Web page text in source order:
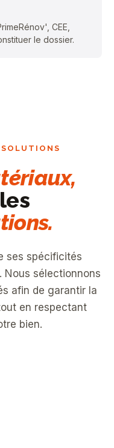
CEE,
le dossier.
ses spécificités
sélectionnons
afin de garantir la
en respectant
bien.